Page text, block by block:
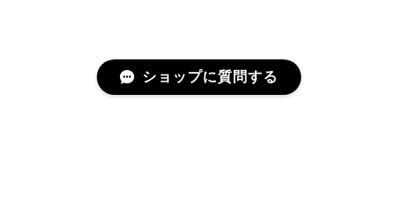
ショップに質問する